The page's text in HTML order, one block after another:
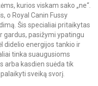
kurios viskam sako „ne“.
o Royal Canin Fussy
Šis specialiai pritaikytas
gardus, pasižymi ypatingu
didelio energijos tankio ir
tinka suaugusioms
arba kasdien suėda tik
sveiką svorį.